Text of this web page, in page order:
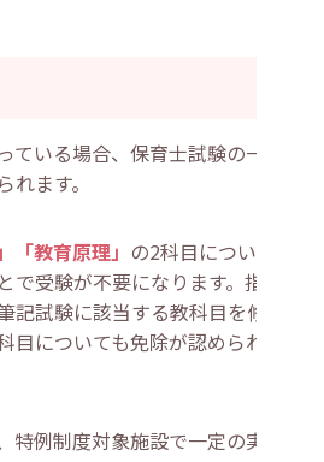
いる場合、保育士試験の一部科
ます。
「教育原理」 の2科目について
受験が不要になります。指定保
記試験に該当する教科目を修得し
についても免除が認められま
例制度対象施設で一定の実務経